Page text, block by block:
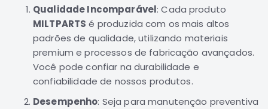
Elétrica
Airtrek
Motor
Suspensão
Freio
Qualidade Incomparável: Cada produto
MILTPARTS é produzida com os mais altos
padrões de qualidade, utilizando materiais
premium e processos de fabricação avançados.
Você pode confiar na durabilidade e
confiabilidade de nossos produtos.
Desempenho: Seja para manutenção preventiva